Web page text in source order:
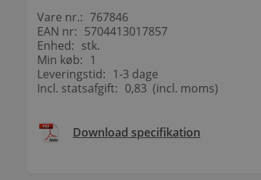
Vare nr.: 767846
EAN nr: 5704413017857
Enhed: stk.
Min køb: 1
Leveringstid: 1-3 dage
Incl. statsafgift: 0,83 (incl. moms)
Download specifikation